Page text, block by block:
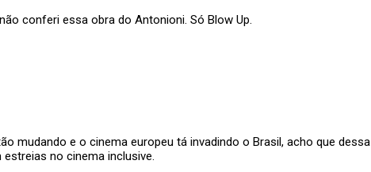
conferi essa obra do Antonioni. Só Blow Up.
mudando e o cinema europeu tá invadindo o Brasil, acho que dessa
no cinema inclusive.